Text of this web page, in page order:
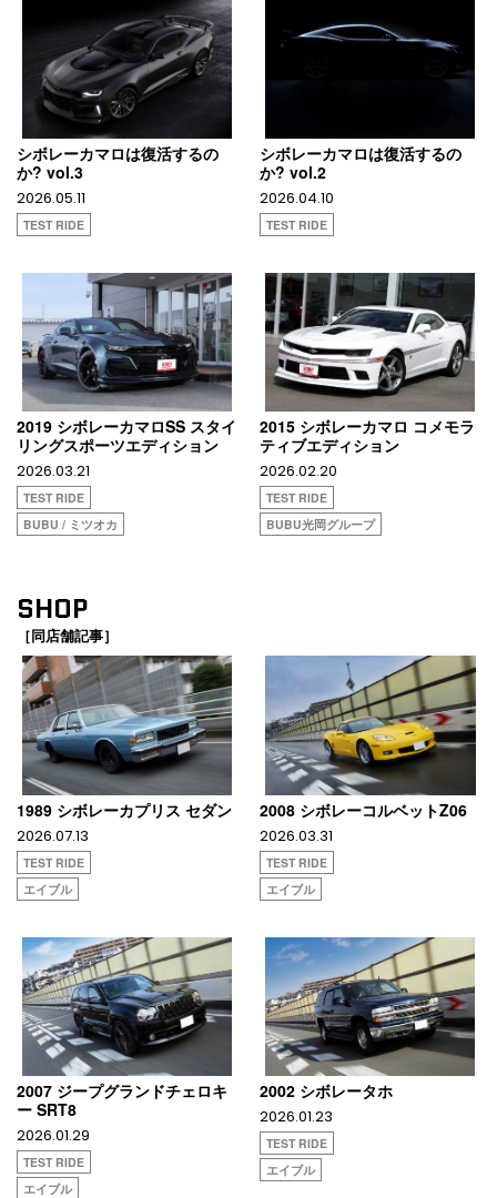
シボレーカマロは復活するの
か? vol.3
2026.05.11
TEST RIDE
シボレーカマロは復活するの
か? vol.2
2026.04.10
TEST RIDE
2019 シボレーカマロSS スタイ
リングスポーツエディション
2026.03.21
TEST RIDE
BUBU / ミツオカ
2015 シボレーカマロ コメモラ
ティブエディション
2026.02.20
TEST RIDE
BUBU光岡グループ
SHOP
［同店舗記事］
1989 シボレーカプリス セダン
2026.07.13
TEST RIDE
エイブル
2008 シボレーコルベットZ06
2026.03.31
TEST RIDE
エイブル
2007 ジープグランドチェロキ
ー SRT8
2026.01.29
TEST RIDE
エイブル
2002 シボレータホ
2026.01.23
TEST RIDE
エイブル